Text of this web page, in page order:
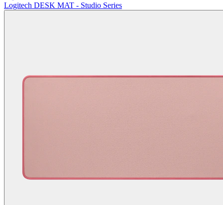
Logitech DESK MAT - Studio Series